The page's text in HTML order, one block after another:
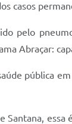
casos
pelo
Abraçar:
pública
Santana,